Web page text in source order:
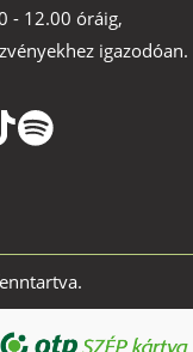
- 12.00 óráig,
igazodóan.